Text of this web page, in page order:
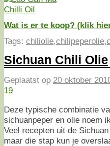
Wat is er te koop? (klik
Tags: chiliolie,chilipeperolie,
Sichuan Chili Olie
Geplaatst op 20 oktober
19
Deze typische combinatie
sichuanpeper en olie noem
Veel recepten uit de
maar die stap kun je